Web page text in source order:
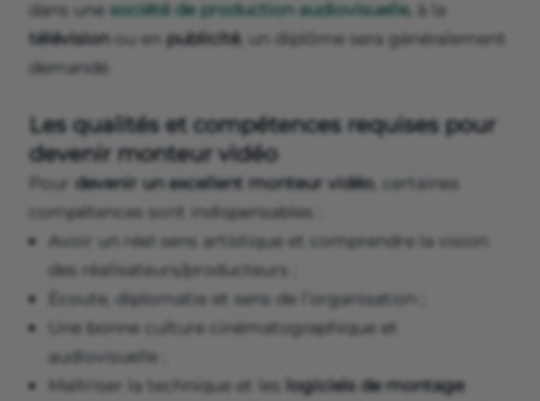
dans une société de production audiovisuelle, à la
télévisionou en publicité, un diplôme sera généralement
demandé.
Les qualités et compétences requises pour
devenir monteur vidéo
Pour devenir un excellent monteur vidéo, certaines
compétences sont indispensables :
Avoir un réel sens artistique et comprendre la vision
des réalisateurs/producteurs ;
Écoute, diplomatie et sens de l’organisation ;
Une bonne culture cinématographique et
audiovisuelle ;
Maîtriser la technique et les logiciels de montage